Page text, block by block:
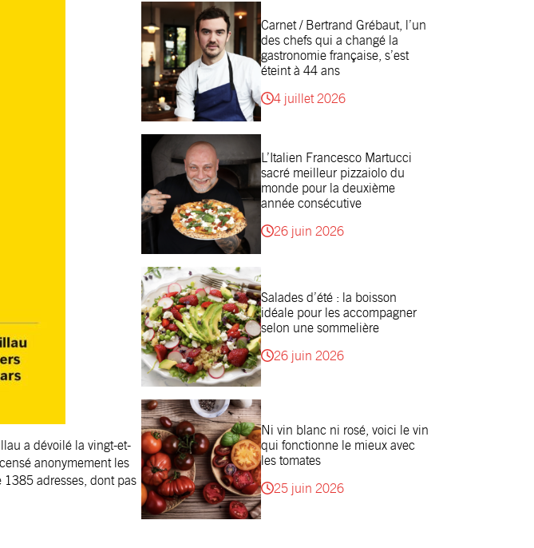
a dévoilé la vingt-et-
anonymement les
adresses, dont pas
Carnet / Bertrand Grébaut, l’un
des chefs qui a changé la
gastronomie française, s’est
éteint à 44 ans
4 juillet 2026
L’Italien Francesco Martucci
sacré meilleur pizzaiolo du
monde pour la deuxième
année consécutive
26 juin 2026
Salades d’été : la boisson
idéale pour les accompagner
selon une sommelière
26 juin 2026
Ni vin blanc ni rosé, voici le vin
qui fonctionne le mieux avec
les tomates
25 juin 2026